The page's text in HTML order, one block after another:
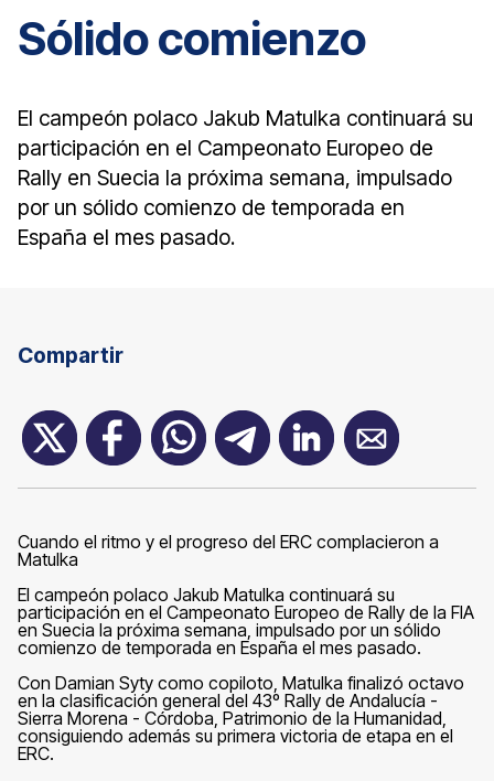
Sólido comienzo
El campeón polaco Jakub Matulka continuará su
participación en el Campeonato Europeo de
Rally en Suecia la próxima semana, impulsado
por un sólido comienzo de temporada en
España el mes pasado.
Compartir
Cuando el ritmo y el progreso del ERC complacieron a
Matulka
El campeón polaco Jakub Matulka continuará su
participación en el Campeonato Europeo de Rally de la FIA
en Suecia la próxima semana, impulsado por un sólido
comienzo de temporada en España el mes pasado.
Con Damian Syty como copiloto, Matulka finalizó octavo
en la clasificación general del 43º Rally de Andalucía -
Sierra Morena - Córdoba, Patrimonio de la Humanidad,
consiguiendo además su primera victoria de etapa en el
ERC.